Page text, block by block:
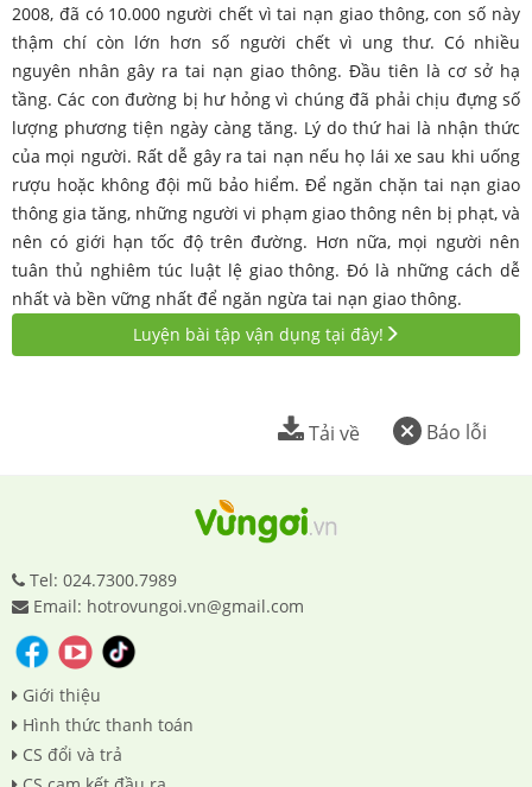
2008, đã có 10.000 người chết vì tai nạn giao thông, con số này
thậm chí còn lớn hơn số người chết vì ung thư. Có nhiều
nguyên nhân gây ra tai nạn giao thông. Đầu tiên là cơ sở hạ
tầng. Các con đường bị hư hỏng vì chúng đã phải chịu đựng số
lượng phương tiện ngày càng tăng. Lý do thứ hai là nhận thức
của mọi người. Rất dễ gây ra tai nạn nếu họ lái xe sau khi uống
rượu hoặc không đội mũ bảo hiểm. Để ngăn chặn tai nạn giao
thông gia tăng, những người vi phạm giao thông nên bị phạt, và
nên có giới hạn tốc độ trên đường. Hơn nữa, mọi người nên
tuân thủ nghiêm túc luật lệ giao thông. Đó là những cách dễ
nhất và bền vững nhất để ngăn ngừa tai nạn giao thông.
Luyện bài tập vận dụng tại đây!
Báo lỗi
Tải về
Tel: 024.7300.7989
Email: hotrovungoi.vn@gmail.com
Giới thiệu
Hình thức thanh toán
CS đổi và trả